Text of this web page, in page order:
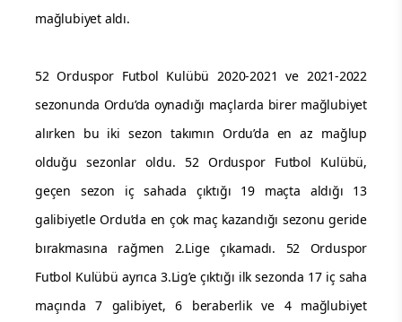
mağlubiyet aldı.
52 Orduspor Futbol Kulübü 2020-2021 ve 2021-2022
sezonunda Ordu’da oynadığı maçlarda birer mağlubiyet
alırken bu iki sezon takımın Ordu’da en az mağlup
olduğu sezonlar oldu. 52 Orduspor Futbol Kulübü,
geçen sezon iç sahada çıktığı 19 maçta aldığı 13
galibiyetle Ordu’da en çok maç kazandığı sezonu geride
bırakmasına rağmen 2.Lige çıkamadı. 52 Orduspor
Futbol Kulübü ayrıca 3.Lig’e çıktığı ilk sezonda 17 iç saha
maçında 7 galibiyet, 6 beraberlik ve 4 mağlubiyet